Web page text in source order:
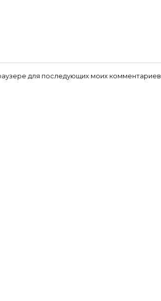
для последующих моих комментариев.